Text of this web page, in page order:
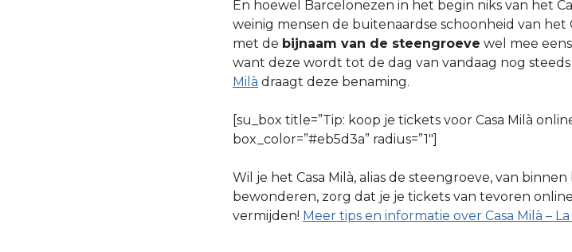
En hoewel Barcelonezen in het begin niks van het
weinig mensen de buitenaardse schoonheid van het
met de bijnaam van de steengroeve wel mee
want deze wordt tot de dag van vandaag nog
Milà draagt deze benaming.
[su_box title=”Tip: koop je tickets voor Casa Milà
box_color=”#eb5d3a” radius=”1″]
Wil je het Casa Milà, alias de steengroeve, van
bewonderen, zorg dat je je tickets van tevoren
vermijden! Meer tips en informatie over Casa Milà –